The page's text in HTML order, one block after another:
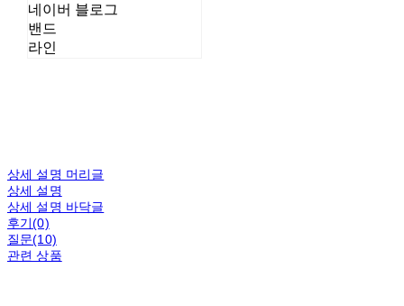
네이버 블로그
밴드
라인
상세 설명 머리글
상세 설명
상세 설명 바닥글
후기(0)
질문(10)
관련 상품